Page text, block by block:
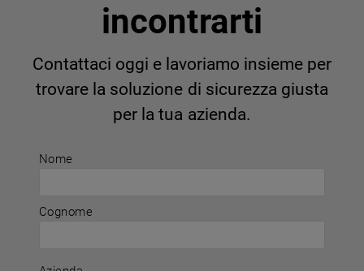
Nome
Cognome
incontrarti
Contattaci oggi e lavoriamo insieme per
trovare la soluzione di sicurezza giusta
per la tua azienda.